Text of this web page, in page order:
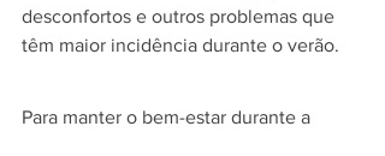
desconfortos e outros problemas que
têm maior incidência durante o verão.
Para manter o bem-estar durante a